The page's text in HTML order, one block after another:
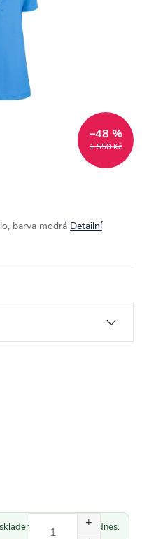
1 550 Kč
–48 %
barva modrá Detailní
odešleme ještě dnes.